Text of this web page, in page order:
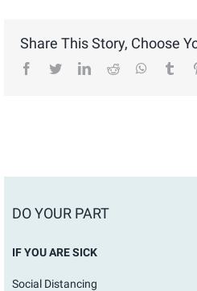
Share This Story, Choose
facebook
twitterlinkedinreddit whatsapp
DO YOUR PART
IF YOU ARE SICK
Social Distancing